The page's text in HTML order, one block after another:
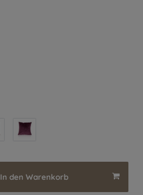
In den Warenkorb